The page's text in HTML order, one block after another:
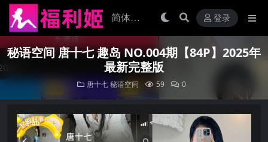
登录
秘语空间 唐十七 趣岛 NO.004期【84P】2025年
最新完整版
唐十七秘语空间 59 0